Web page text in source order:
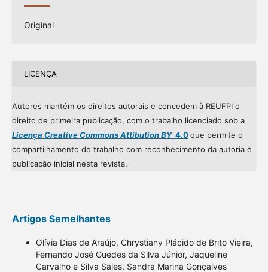
Original
LICENÇA
Autores mantém os direitos autorais e concedem à REUFPI o
direito de primeira publicação, com o trabalho licenciado sob a
Licença Creative Commons Attibution BY4.0que permite o
compartilhamento do trabalho com reconhecimento da autoria e
publicação inicial nesta revista.
Artigos Semelhantes
Olívia Dias de Araújo, Chrystiany Plácido de Brito Vieira,
Fernando José Guedes da Silva Júnior, Jaqueline
Carvalho e Silva Sales, Sandra Marina Gonçalves